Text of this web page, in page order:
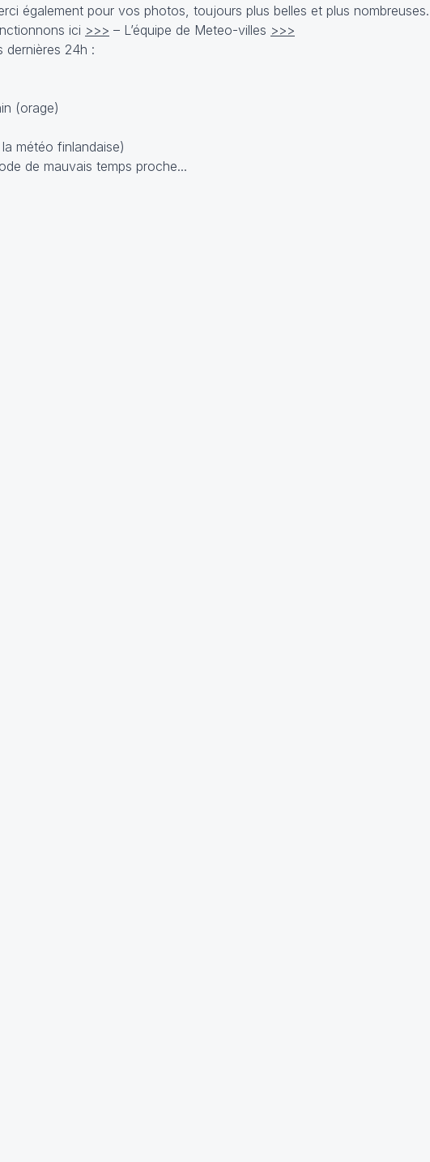
également pour vos photos, toujours plus belles et plus
ici >>> – L’équipe de Meteo-villes >>>
24h :
(orage)
météo finlandaise)